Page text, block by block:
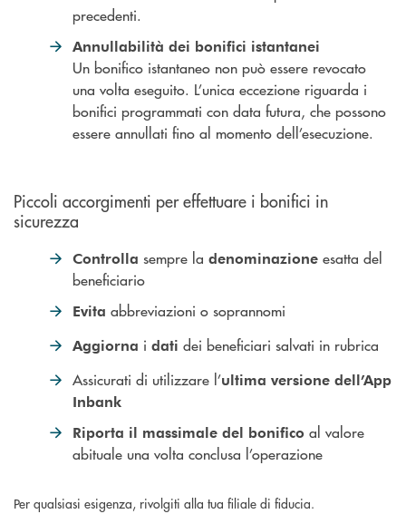
precedenti.
Annullabilità dei bonifici istantanei
Un bonifico istantaneo non può essere revocato
una volta eseguito. L’unica eccezione riguarda i
bonifici programmati con data futura, che possono
essere annullati fino al momento dell’esecuzione.
Piccoli accorgimenti per effettuare i bonifici in
sicurezza
Controlla sempre la denominazione esatta del
beneficiario
Evita abbreviazioni o soprannomi
Aggiorna i dati dei beneficiari salvati in rubrica
Assicurati di utilizzare l’ultima versione dell’App
Inbank
Riporta il massimale del bonifico al valore
abituale una volta conclusa l’operazione
Per qualsiasi esigenza, rivolgiti alla tua filiale di fiducia.